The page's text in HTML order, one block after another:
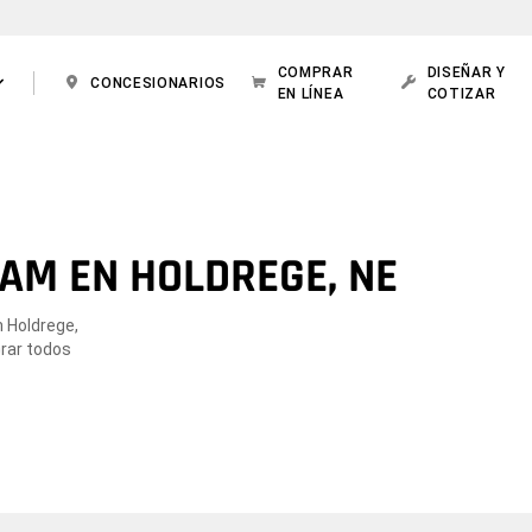
CONCESIONARIOS
COMPRAR
EN LÍNEA
DISEÑAR Y
COTIZAR
EN HOLDREGE, NE
Holdrege,
todos